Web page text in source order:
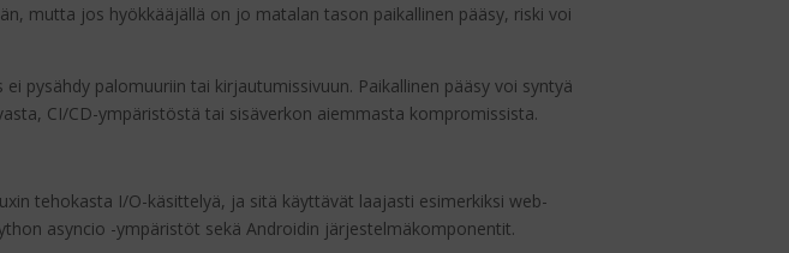
mutta jos hyökkääjällä on jo matalan tason paikallinen pääsy, riski voi
pysähdy palomuuriin tai kirjautumissivuun. Paikallinen pääsy voi syntyä
CI/CD-ympäristöstä tai sisäverkon aiemmasta kompromissista.
tehokasta I/O-käsittelyä, ja sitä käyttävät laajasti esimerkiksi web-
asyncio -ympäristöt sekä Androidin järjestelmäkomponentit.